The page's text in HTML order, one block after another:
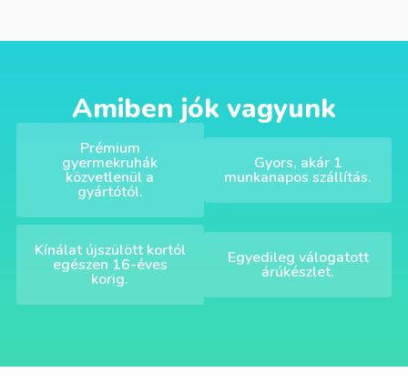
Amiben jók vagyunk
Prémium
gyermekruhák
közvetlenül a
gyártótól.
Gyors, akár 1
munkanapos szállítás.
Kínálat újszülött kortól
egészen 16-éves
korig.
Egyedileg válogatott
árúkészlet.